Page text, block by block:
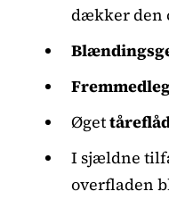
dækker den
Øget
I sjældne
overfladen